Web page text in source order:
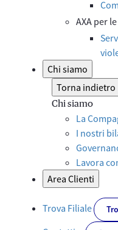
AXA per
Chi siamo
Torna indietro
Chi siamo
La
I nostri
Lavora
Area Clienti
Trova Filiale